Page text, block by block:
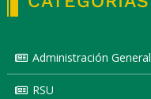
Administración General
RSU